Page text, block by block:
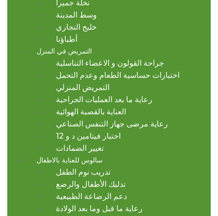
نخلة جميرا
وسط المدينة
خليج التجاري
أطباؤنا
التمريض في المنزل
جراحة القولون و الاعضاء التناسلية
اختبارات حساسية الطعام وعدم التحمل
التمريض المنزلي
رعاية ما بعد العمليات الجراحية
العناية بالقصبة الهوائية
رعاية مرضى جهاز التنفس الصناعي
اختبار فيتامين د و 12
تغيير الضمادات
سالوس للعناية بالاطفال
تدريب نوم الطفل
تدليك الأطفال والرضع
دعم الرضاعة الطبيعية
رعاية ما قبل وما بعد الولادة